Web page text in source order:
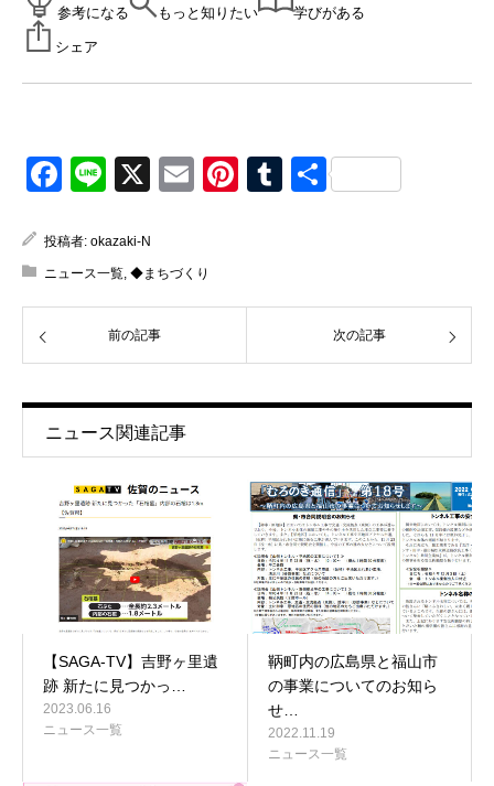
参考になる もっと知りたい 学びがある
シェア
Facebook
Line
X EmailPinterest
Tumblr
共
投稿者: okazaki-N
ニュース一覧, ◆まちづくり
前の記事 次の記事
ニュース関連記事
【SAGA-TV】吉野ヶ里遺
跡 新たに見つかっ…
2023.06.16
ニュース一覧
鞆町内の広島県と福山市
の事業についてのお知ら
せ…
2022.11.19
ニュース一覧